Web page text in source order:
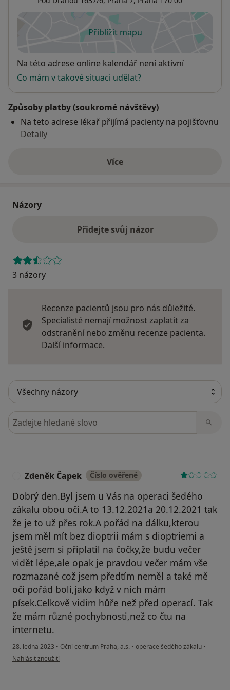
Přiblížit mapuse otevře v nové záložce
Dostupnost
Na této adrese online kalendář není aktivní
Co mám v takové situaci udělat?
Způsoby platby (soukromé návštěvy)
Na teto adrese lékař přijímá pacienty na pojišťovnu
Detaily
Víceo adrese
Názory
Přidejte svůj názor
3 názory
Recenze pacientů jsou pro nás důležité.
Specialisté nemají možnost zaplatit za
odstranění nebo změnu recenze pacienta.
Další informace.
Hledejte v názorech
Zdeněk Čapek Číslo ověřené
Dobrý den.Byl jsem u Vás na operaci šedého
zákalu obou očí.A to 13.12.2021a 20.12.2021 tak
že je to už přes rok.A pořád na dálku,kterou
jsem měl mít bez dioptrii mám s dioptriemi a
ještě jsem si připlatil na čočky,že budu večer
vidět lépe,ale opak je pravdou večer mám vše
rozmazané což jsem předtím neměl a také mě
oči pořád bolí,jako když v nich mám
písek.Celkově vidim hůře než před operací. Tak
že mám různé pochybnosti,než co čtu na
internetu.
28. ledna 2023 • Oční centrum Praha, a.s. • operace šedého zákalu •
podle názoru uživatele Zdeněk Čapek
Nahlásit zneužití